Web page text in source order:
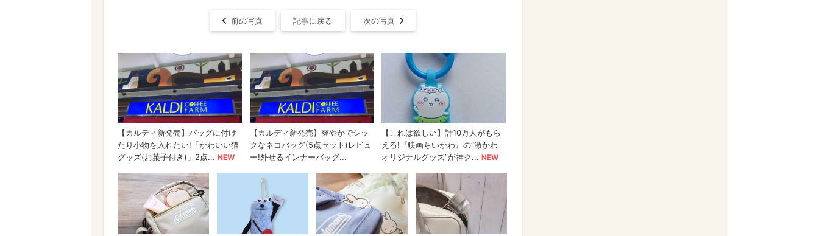
前の写真 記事に戻る 次の写真